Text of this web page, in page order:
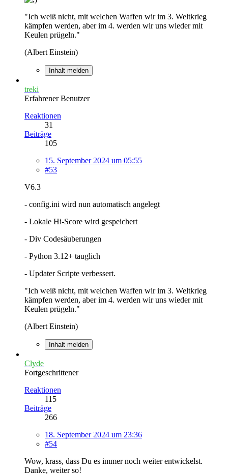
"Ich weiß nicht, mit welchen Waffen wir im 3. Weltkrieg
kämpfen werden, aber im 4. werden wir uns wieder mit
Keulen prügeln."
(Albert Einstein)
Inhalt melden
treki
Erfahrener Benutzer
Reaktionen
31
Beiträge
105
15. September 2024 um 05:55
#53
V6.3
- config.ini wird nun automatisch angelegt
- Lokale Hi-Score wird gespeichert
- Div Codesäuberungen
- Python 3.12+ tauglich
- Updater Scripte verbessert.
"Ich weiß nicht, mit welchen Waffen wir im 3. Weltkrieg
kämpfen werden, aber im 4. werden wir uns wieder mit
Keulen prügeln."
(Albert Einstein)
Inhalt melden
Clyde
Fortgeschrittener
Reaktionen
115
Beiträge
266
18. September 2024 um 23:36
#54
Wow, krass, dass Du es immer noch weiter entwickelst.
Danke, weiter so!